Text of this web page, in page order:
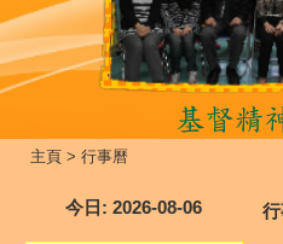
主頁 > 行事曆
今日 : 2026-08-06